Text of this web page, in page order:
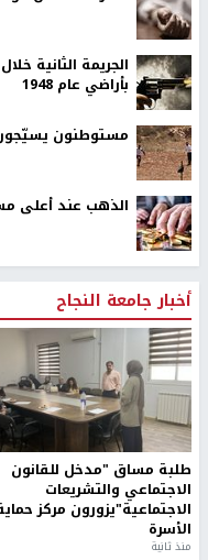
الجريمة الثانية
بأراضي عام 1948
مستوطنون يسيّجون
الذهب عند أعلى
أخبار جامعة النجاح
طلبة مساق "مدخل للقانون
الاجتماعي والتشريعات
الاجتماعية"يزورون مركز
الأسرة
منذ ثانية